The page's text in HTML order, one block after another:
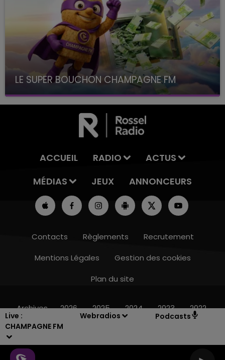
Live :
CHAMPAGNE FM
Webradios Podcasts
15h00 - 19h00
LE SUPER BOUCHON CHAMPAGNE FM
avec La Famille Champagne FM, à 8H10
ACCUEIL RADIO
ACTUS
MÉDIAS
JEUX ANNONCEURS
Contacts Règlements
Recrutement
Mentions Légales
Gestion des cookies
Plan du site
Archives 2026 2025 2024 2023 2022